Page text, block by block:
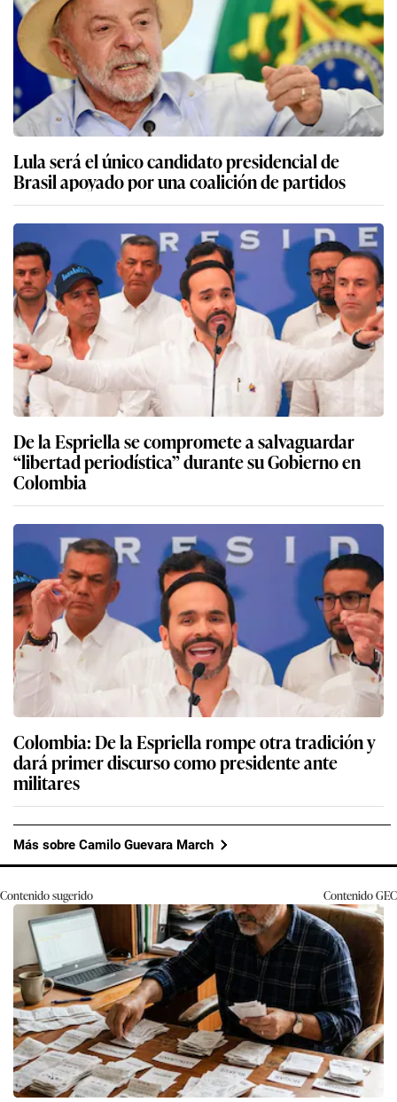
Lula será el único candidato presidencial de
Brasil apoyado por una coalición de partidos
De la Espriella se compromete a salvaguardar
“libertad periodística” durante su Gobierno en
Colombia
Colombia: De la Espriella rompe otra tradición y
dará primer discurso como presidente ante
militares
Más sobre Camilo Guevara March
Contenido sugerido ContenidoGEC